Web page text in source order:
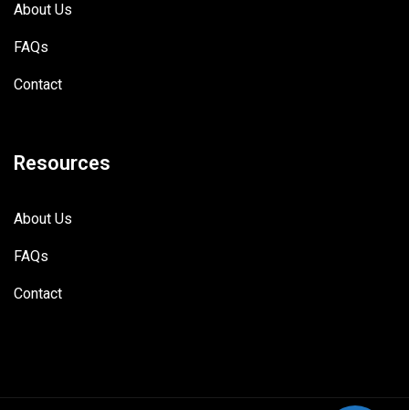
About Us
FAQs
Contact
Resources
About Us
FAQs
Contact